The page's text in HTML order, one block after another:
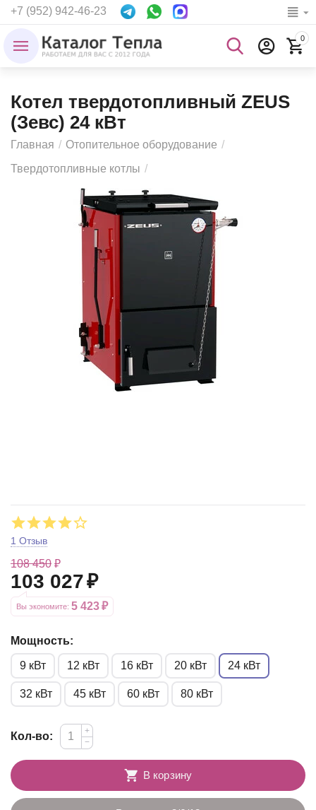
+7 (952) 942-46-23
0
Котел твердотопливный ZEUS
(Зевс) 24 кВт
Главная / Отопительное оборудование /
Твердотопливные котлы /
1 Отзыв
108 450 ₽
103 027₽
Вы экономите: 5 423₽
Мощность:
9 кВт 12 кВт 16 кВт 20 кВт 24 кВт
32 кВт 45 кВт 60 кВт 80 кВт
Кол-во:
+
−
В корзину